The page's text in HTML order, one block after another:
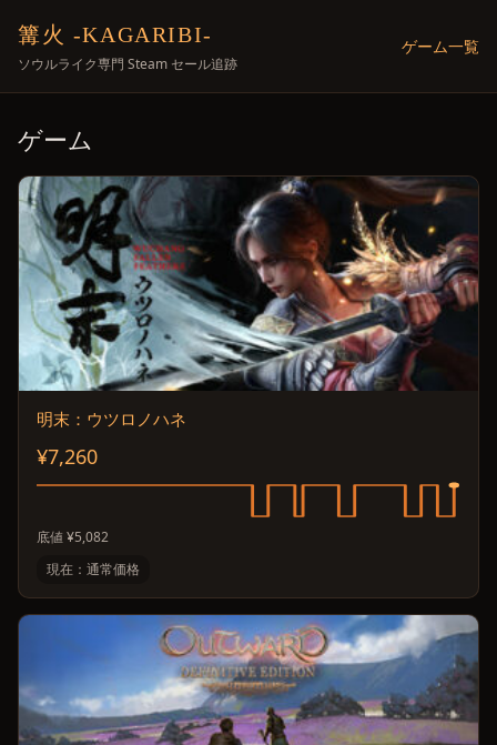
篝火 -KAGARIBI-
ソウルライク専門 Steam セール追跡
ゲーム一覧
ゲーム
明末：ウツロノハネ
¥7,260
底値 ¥5,082
現在：通常価格